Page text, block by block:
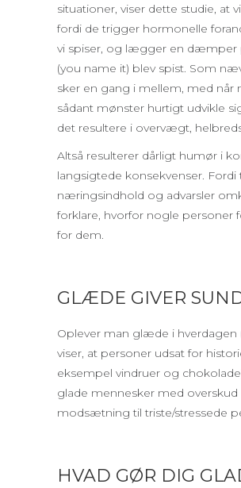
situationer, viser dette studie, at
fordi de trigger hormonelle
vi spiser, og lægger en dæmper
(you name it) blev spist. Som
sker en gang i mellem, med når
sådant mønster hurtigt udvikle
det resultere i overvægt,
Altså resulterer dårligt humør i
langsigtede konsekvenser.
næringsindhold og advarsler
forklare, hvorfor nogle personer
for dem.
GLÆDE GIVER
Oplever man glæde i hverdagen
viser, at personer udsat for
eksempel vindruer og
glade mennesker med
modsætning til triste/stressede
HVAD GØR DIG